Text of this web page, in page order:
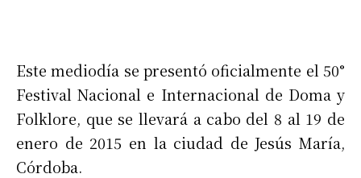
Este mediodía se presentó oficialmente el 50°
Festival Nacional e Internacional de Doma y
Folklore, que se llevará a cabo del 8 al 19 de
enero de 2015 en la ciudad de Jesús María,
Córdoba.